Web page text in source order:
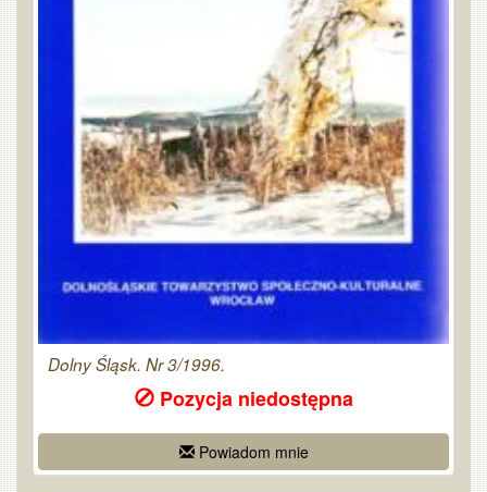
Dolny Śląsk. Nr 3/1996.
Pozycja niedostępna
Powiadom mnie